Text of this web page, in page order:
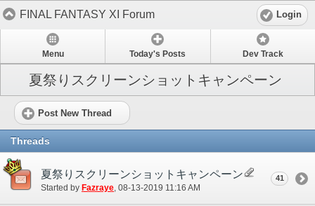
FINAL FANTASY XI Forum Login
Menu Today's Posts Dev Track
夏祭りスクリーンショットキャンペーン
Post New Thread
Threads
夏祭りスクリーンショットキャンペーン
Started by Fazraye‎, 08-13-2019 11:16 AM
41